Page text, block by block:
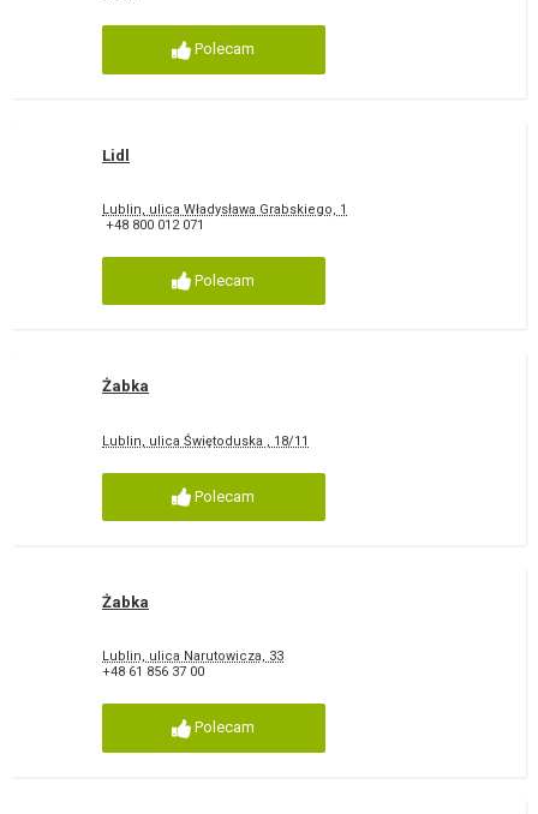
Polecam
Lidl
Lublin, ulica Władysława Grabskiego, 1
+48 800 012 071
Polecam
Żabka
Lublin, ulica Świętoduska , 18/11
Polecam
Żabka
Lublin, ulica Narutowicza, 33
+48 61 856 37 00
Polecam